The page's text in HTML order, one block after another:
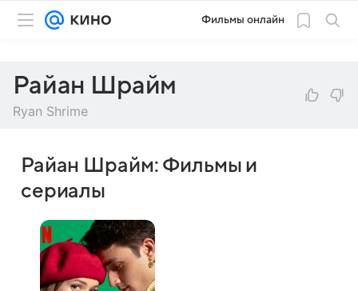
Фильмы онлайн
Райан Шрайм
Ryan Shrime
Райан Шрайм: Фильмы и
сериалы